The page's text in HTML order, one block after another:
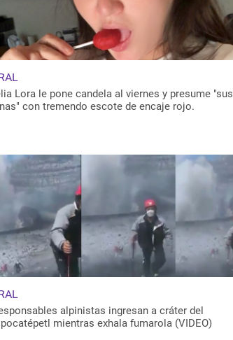
Lora le pone candela al viernes y presume "sus
con tremendo escote de encaje rojo.
alpinistas ingresan a cráter del
mientras exhala fumarola (VIDEO)